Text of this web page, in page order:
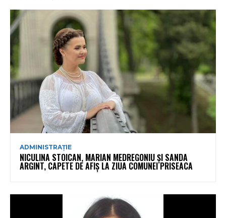
ADMINISTRAȚIE
NICULINA STOICAN, MARIAN MEDREGONIU ȘI SANDA
ARGINT, CAPETE DE AFIȘ LA ZIUA COMUNEI PRISEACA